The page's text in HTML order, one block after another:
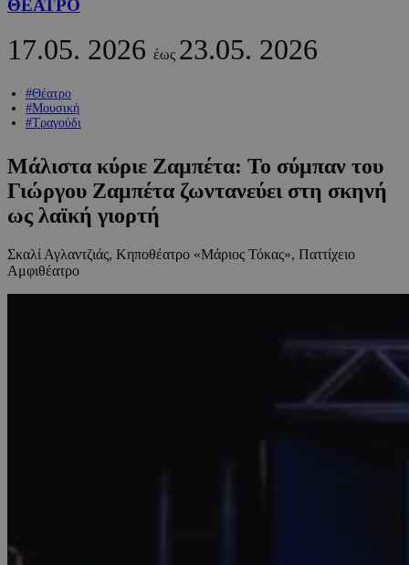
ΘΕΑΤΡΟ
17.05. 2026 έως 23.05. 2026
#Θέατρο
#Μουσική
#Τραγούδι
Μάλιστα κύριε Ζαμπέτα: Το σύμπαν του
Γιώργου Ζαμπέτα ζωντανεύει στη σκηνή
ως λαϊκή γιορτή
Σκαλί Αγλαντζιάς, Κηποθέατρο «Μάριος Τόκας», Παττίχειο
Αμφιθέατρο